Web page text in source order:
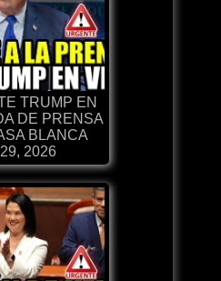
TRUMP EN
DE PRENSA
BLANCA
2026